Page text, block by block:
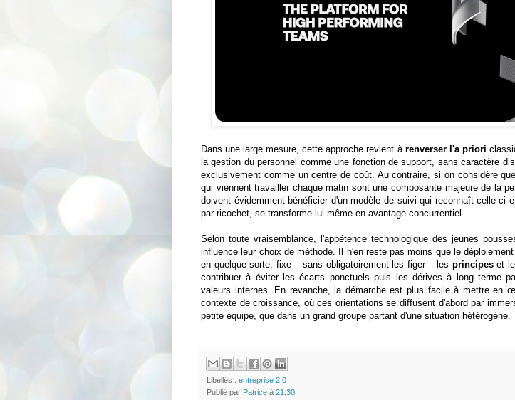
Dans une large mesure, cette approche revient à renverser l'a priori
la gestion du personnel comme une fonction de support, sans caractère
exclusivement comme un centre de coût. Au contraire, si on considère
qui viennent travailler chaque matin sont une composante majeure de la
doivent évidemment bénéficier d'un modèle de suivi qui reconnaît celle-ci
par ricochet, se transforme lui-même en avantage concurrentiel.
Selon toute vraisemblance, l'appétence technologique des jeunes
influence leur choix de méthode. Il n'en reste pas moins que le
en quelque sorte, fixe – sans obligatoirement les figer – les principeset
contribuer à éviter les écarts ponctuels puis les dérives à long terme
valeurs internes. En revanche, la démarche est plus facile à mettre en
contexte de croissance, où ces orientations se diffusent d'abord par
petite équipe, que dans un grand groupe partant d'une situation hétérogène.
Libellés : entreprise 2.0
Publié par Patrice à 21:30